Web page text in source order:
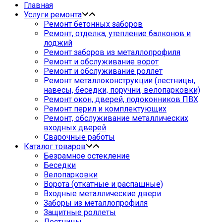
Главная
Услуги ремонта
Ремонт бетонных заборов
Ремонт, отделка, утепление балконов и
лоджий
Ремонт заборов из металлопрофиля
Ремонт и обслуживание ворот
Ремонт и обслуживание роллет
Ремонт металлоконструкции (лестницы,
навесы, беседки, поручни, велопарковки)
Ремонт окон, дверей, подоконников ПВХ
Ремонт перил и комплектующих
Ремонт, обслуживание металлических
входных дверей
Сварочные работы
Каталог товаров
Безрамное остекление
Беседки
Велопарковки
Ворота (откатные и распашные)
Входные металлические двери
Заборы из металлопрофиля
Защитные роллеты